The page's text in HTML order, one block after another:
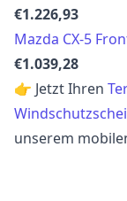
€1.226,93
Mazda CX-5
€1.039,28
👉 Jetzt Ihren
unserem